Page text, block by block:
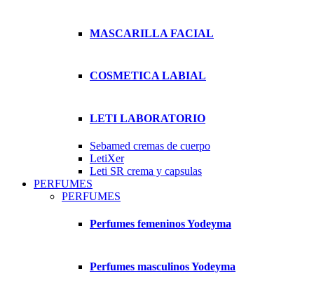
MASCARILLA FACIAL
COSMETICA LABIAL
LETI LABORATORIO
Sebamed cremas de cuerpo
LetiXer
Leti SR crema y capsulas
PERFUMES
PERFUMES
Perfumes femeninos Yodeyma
Perfumes masculinos Yodeyma